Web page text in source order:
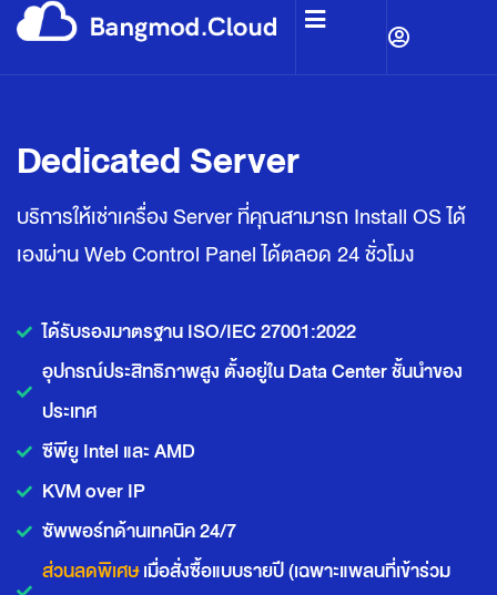
Dedicated Server
บริการให้เช่าเครื่อง Server ที่คุณสามารถ Install OS ได้
เองผ่าน Web Control Panel ได้ตลอด 24 ชั่วโมง
ได้รับรองมาตรฐาน ISO/IEC 27001:2022
อุปกรณ์ประสิทธิภาพสูง ตั้งอยู่ใน Data Center ชั้นนำของ
ประเทศ
ซีพียู Intel และ AMD
KVM over IP
ซัพพอร์ทด้านเทคนิค 24/7
ส่วนลดพิเศษเมื่อสั่งซื้อแบบรายปี (เฉพาะแพลนที่เข้าร่วม